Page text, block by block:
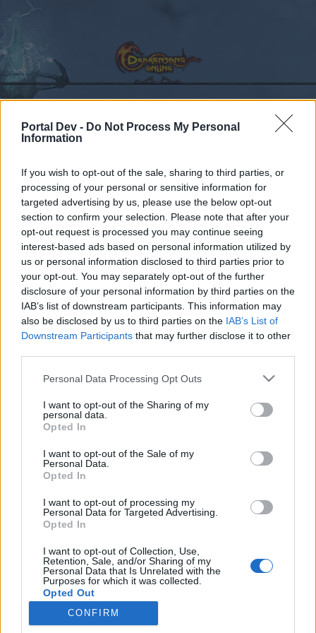
Portal Dev - Do Not Process My Personal
Information
If you wish to opt-out of the sale, sharing to third parties, or
processing of your personal or sensitive information for
targeted advertising by us, please use the below opt-out
section to confirm your selection. Please note that after your
opt-out request is processed you may continue seeing
interest-based ads based on personal information utilized by
us or personal information disclosed to third parties prior to
your opt-out. You may separately opt-out of the further
disclosure of your personal information by third parties on the
IAB’s list of downstream participants. This information may
also be disclosed by us to third parties on the IAB’s List of
Downstream Participants that may further disclose it to other
Personal Data Processing Opt Outs
I want to opt-out of the Sharing of my
personal data.
Opted In
I want to opt-out of the Sale of my
Personal Data.
Opted In
I want to opt-out of processing my
Personal Data for Targeted Advertising.
Opted In
I want to opt-out of Collection, Use,
Retention, Sale, and/or Sharing of my
Personal Data that Is Unrelated with the
Purposes for which it was collected.
Opted Out
CONFIRM
Foren Archiv Archiv Rest Die OP-Eissphäre des Magiers
Mitglieder, denen der Beitrag #77
gefällt
Liebe(r) Forum-Leser/in,
wenn Du in diesem Forum aktiv an den
Gesprächen teilnehmen oder eigene Themen
starten möchtest, musst Du Dich bitte zunächst im
Spiel einloggen. Falls Du noch keinen Spielaccount
auf Deinen nächsten Besuch in unserem Forum!
„Zum Spiel“
Thema: Feedback
dessen Verehrer - Hoch lebe das Eis
25 November 2015
Melîssa
Forenexperte
24 November 2015
PugvonStardock
Allwissendes Orakel
24 November 2015
ULTRAPEINLICH
Forenfreak, männlich, <
Beiträge: 2.540
IcK
Foren Kalender